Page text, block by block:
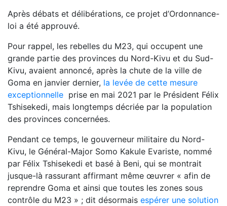
Après débats et délibérations, ce projet d’Ordonnance-
loi a été approuvé.
Pour rappel, les rebelles du M23, qui occupent une
grande partie des provinces du Nord-Kivu et du Sud-
Kivu, avaient annoncé, après la chute de la ville de
Goma en janvier dernier, la levée de cette mesure
exceptionnelle prise en mai 2021 par le Président Félix
Tshisekedi, mais longtemps décriée par la population
des provinces concernées.
Pendant ce temps, le gouverneur militaire du Nord-
Kivu, le Général-Major Somo Kakule Evariste, nommé
par Félix Tshisekedi et basé à Beni, qui se montrait
jusque-là rassurant affirmant même œuvrer « afin de
reprendre Goma et ainsi que toutes les zones sous
contrôle du M23 » ; dit désormais espérer une solution